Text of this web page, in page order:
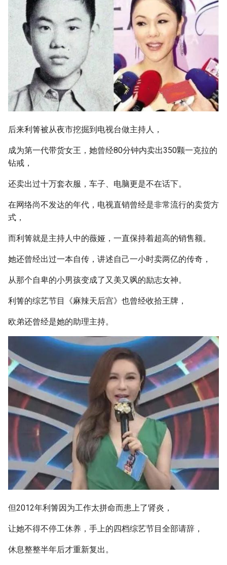
后来利箐被从夜市挖掘到电视台做主持人，
成为第一代带货女王，她曾经80分钟内卖出350颗一克拉的
钻戒，
还卖出过十万套衣服，车子、电脑更是不在话下。
在网络尚不发达的年代，电视直销曾经是非常流行的卖货方
式，
而利箐就是主持人中的薇娅，一直保持着超高的销售额。
她还曾经出过一本自传，讲述自己一小时卖两亿的传奇，
从那个自卑的小男孩变成了又美又飒的励志女神。
利箐的综艺节目《麻辣天后宫》也曾经收拾王牌，
欧弟还曾经是她的助理主持。
但2012年利箐因为工作太拼命而患上了肾炎，
让她不得不停工休养，手上的四档综艺节目全部请辞，
休息整整半年后才重新复出。